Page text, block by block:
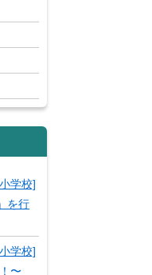
学校]
を行
学校]
〜